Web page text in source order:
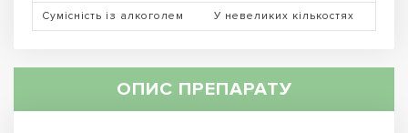
Сумісність із алкоголем У невеликих кількостях
ОПИС ПРЕПАРАТУ